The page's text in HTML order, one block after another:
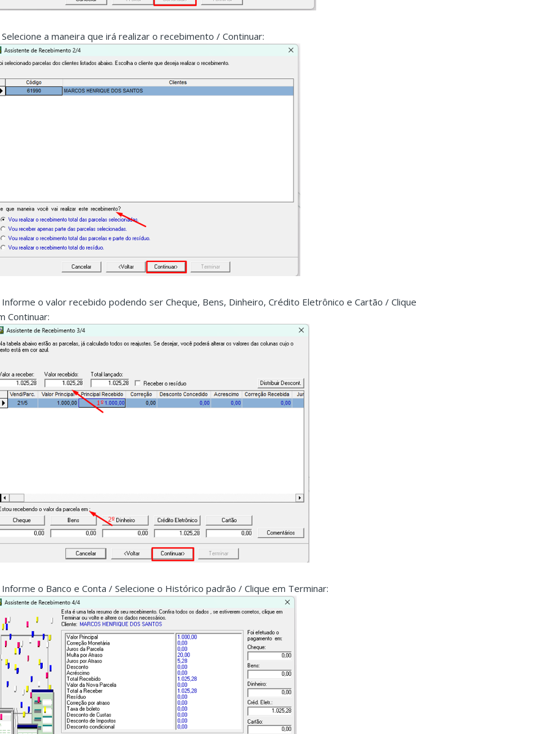
Selecione a maneira que irá realizar o recebimento / Continuar:
Informe o valor recebido podendo ser Cheque, Bens, Dinheiro, Crédito Eletrônico e Cartão / Clique
Continuar:
Informe o Banco e Conta / Selecione o Histórico padrão / Clique em Terminar: